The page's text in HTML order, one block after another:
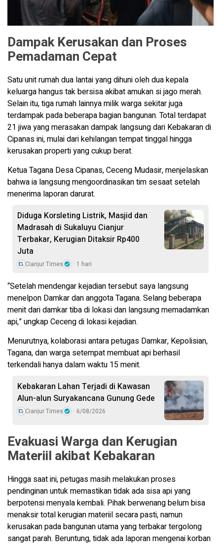
Dampak Kerusakan dan Proses
Pemadaman Cepat
Satu unit rumah dua lantai yang dihuni oleh dua kepala
keluarga hangus tak bersisa akibat amukan si jago merah.
Selain itu, tiga rumah lainnya milik warga sekitar juga
terdampak pada beberapa bagian bangunan. Total terdapat
21 jiwa yang merasakan dampak langsung dari Kebakaran di
Cipanas ini, mulai dari kehilangan tempat tinggal hingga
kerusakan properti yang cukup berat.
Ketua Tagana Desa Cipanas, Ceceng Mudasir, menjelaskan
bahwa ia langsung mengoordinasikan tim sesaat setelah
menerima laporan darurat.
Diduga Korsleting Listrik, Masjid dan
Madrasah di Sukaluyu Cianjur
Terbakar, Kerugian Ditaksir Rp400
Juta
Cianjur Times 1 hari
“Setelah mendengar kejadian tersebut saya langsung
menelpon Damkar dan anggota Tagana. Selang beberapa
menit dari damkar tiba di lokasi dan langsung memadamkan
api,” ungkap Ceceng di lokasi kejadian.
Menurutnya, kolaborasi antara petugas Damkar, Kepolisian,
Tagana, dan warga setempat membuat api berhasil
terkendali hanya dalam waktu 15 menit.
Kebakaran Lahan Terjadi di Kawasan
Alun-alun Suryakancana Gunung Gede
Cianjur Times 6/08/2026
Evakuasi Warga dan Kerugian
Materiil akibat Kebakaran
Hingga saat ini, petugas masih melakukan proses
pendinginan untuk memastikan tidak ada sisa api yang
berpotensi menyala kembali. Pihak berwenang belum bisa
menaksir total kerugian materiil secara pasti, namun
kerusakan pada bangunan utama yang terbakar tergolong
sangat parah. Beruntung, tidak ada laporan mengenai korban